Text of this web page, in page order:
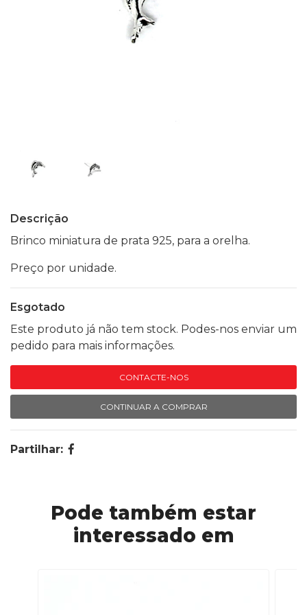
Descrição
Brinco miniatura de prata 925, para a orelha.
Preço por unidade.
Esgotado
Este produto já não tem stock. Podes-nos enviar um
pedido para mais informações.
CONTACTE-NOS
CONTINUAR A COMPRAR
Partilhar:
Pode também estar
interessado em